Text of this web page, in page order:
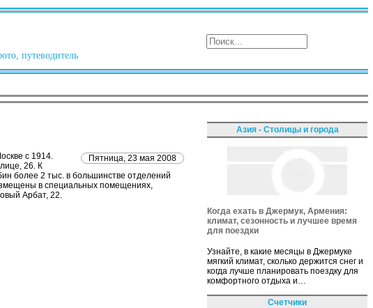
путеводитель
Пятница, 23 мая 2008
с 1914.
26. К
более 2 тыс. в большинстве отделений
в специальных помещениях,
Арбат, 22.
Азия - Столицы и города
Когда ехать в Джермук, Армения:
климат, сезонность и лучшее время
для поездки
Узнайте, в какие месяцы в Джермуке
мягкий климат, сколько держится снег и
когда лучше планировать поездку для
комфортного отдыха и…
Счетчики